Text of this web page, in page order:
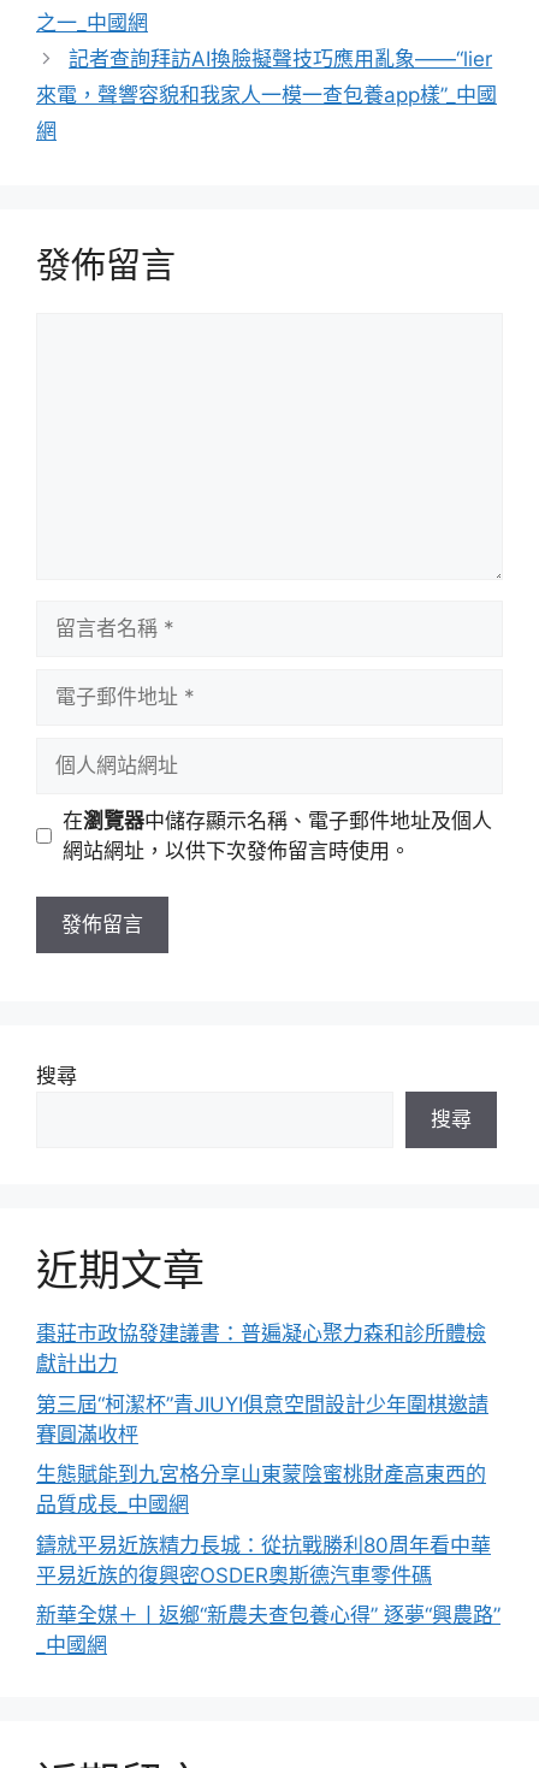
之一_中國網
記者查詢拜訪AI換臉擬聲技巧應用亂象——“lier
來電，聲響容貌和我家人一模一查包養app樣”_中國
網
發佈留言
址
站
址
在瀏覽器中儲存顯示名稱、電子郵件地址及個人
網站網址，以供下次發佈留言時使用。
搜尋
搜尋
近期文章
棗莊市政協發建議書：普遍凝心聚力森和診所體檢
獻計出力
第三屆“柯潔杯”青JIUYI俱意空間設計少年圍棋邀請
賽圓滿收枰
生態賦能到九宮格分享山東蒙陰蜜桃財產高東西的
品質成長_中國網
鑄就平易近族精力長城：從抗戰勝利80周年看中華
平易近族的復興密OSDER奧斯德汽車零件碼
新華全媒＋丨返鄉“新農夫查包養心得” 逐夢“興農路”
_中國網